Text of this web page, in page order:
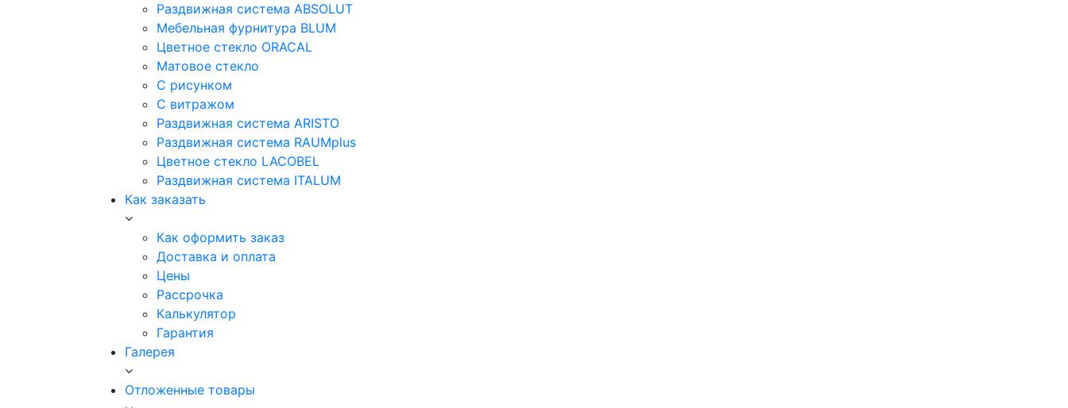
Раздвижная система ABSOLUT
Мебельная фурнитура BLUM
Цветное стекло ORACAL
Матовое стекло
C рисунком
C витражом
Раздвижная система ARISTO
Раздвижная система RAUMplus
Цветное стекло LACOBEL
Раздвижная система ITALUM
Как заказать
Как оформить заказ
Доставка и оплата
Цены
Рассрочка
Калькулятор
Гарантия
Галерея
Отложенные товары